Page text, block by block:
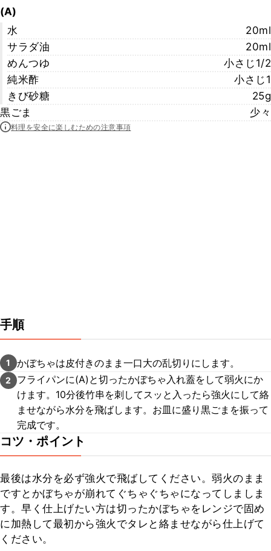
(A)
水
20ml
サラダ油
20ml
めんつゆ
小さじ1/2
純米酢
小さじ1
きび砂糖
25g
黒ごま
少々
料理を安全に楽しむための注意事項
手順
1 かぼちゃは皮付きのまま一口大の乱切りにします。
2
フライパンに(A)と切ったかぼちゃ入れ蓋をして弱火にか
けます。10分後竹串を刺してスッと入ったら強火にして絡
ませながら水分を飛ばします。お皿に盛り黒ごまを振って
完成です。
コツ・ポイント
最後は水分を必ず強火で飛ばしてください。弱火のまま
ですとかぼちゃが崩れてぐちゃぐちゃになってしましま
す。早く仕上げたい方は切ったかぼちゃをレンジで固め
に加熱して最初から強火でタレと絡ませながら仕上げて
ください。